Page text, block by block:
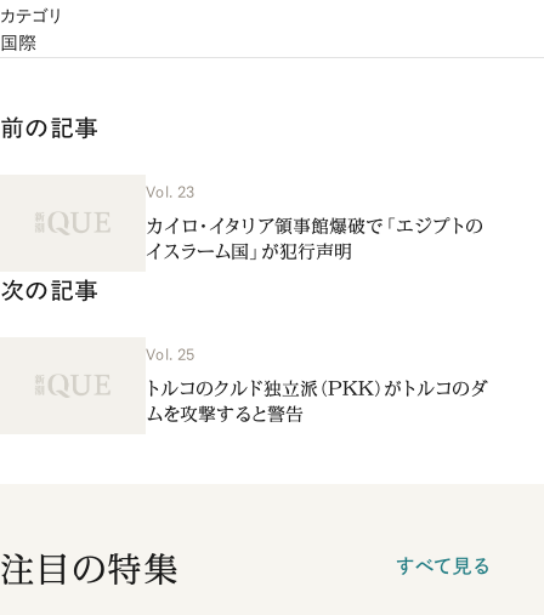
カテゴリ
国際
前の記事
Vol. 23
カイロ・イタリア領事館爆破で「エジプトの
イスラーム国」が犯行声明
次の記事
Vol. 25
トルコのクルド独立派（PKK）がトルコのダ
ムを攻撃すると警告
注目の特集 すべて見る